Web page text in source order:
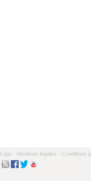
Logo - Mentions légales - Conditions